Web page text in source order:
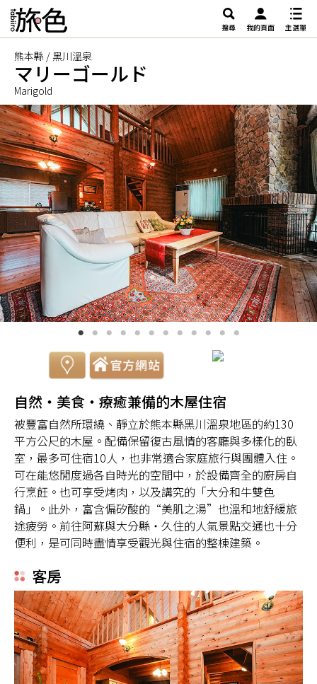
搜尋 我的頁面 主選單
熊本縣 / 黑川溫泉
マリーゴールド
Marigold
自然・美食・療癒兼備的木屋住宿
被豐富自然所環繞、靜立於熊本縣黑川溫泉地區的約130
平方公尺的木屋。配備保留復古風情的客廳與多樣化的臥
室，最多可住宿10人，也非常適合家庭旅行與團體入住。
可在能悠閒度過各自時光的空間中，於設備齊全的廚房自
行烹飪。也可享受烤肉，以及講究的「大分和牛雙色
鍋」。此外，富含偏矽酸的“美肌之湯”也溫和地舒緩旅
途疲勞。前往阿蘇與大分縣・久住的人氣景點交通也十分
便利，是可同時盡情享受觀光與住宿的整棟建築。
客房